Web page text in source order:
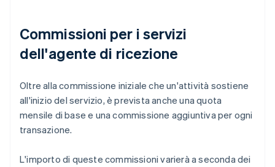
Commissioni per i servizi
dell'agente di ricezione
Oltre alla commissione iniziale che un'attività sostiene
all'inizio del servizio, è prevista anche una quota
mensile di base e una commissione aggiuntiva per ogni
transazione.
L'importo di queste commissioni varierà a seconda dei